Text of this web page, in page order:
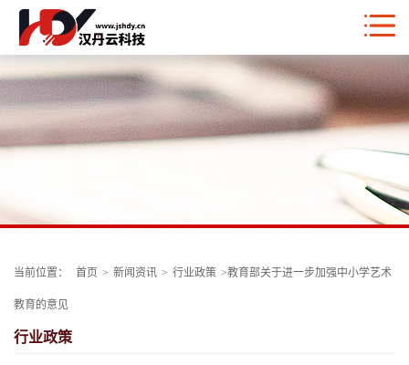
当前位置： 首页 > 新闻资讯 > 行业政策 >教育部关于进一步加强中小学艺术
教育的意见
行业政策